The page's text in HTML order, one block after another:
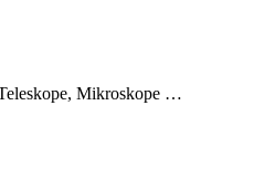
Mikroskope …